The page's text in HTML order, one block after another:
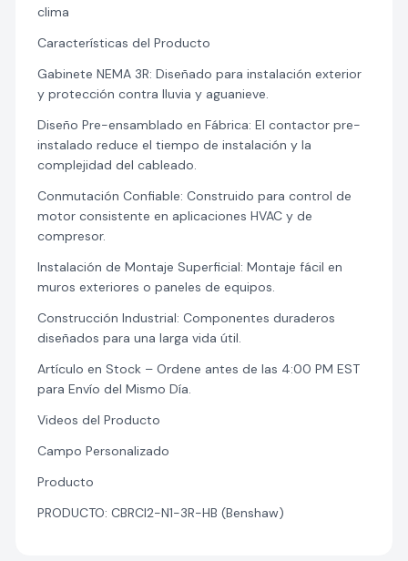
clima
Características del Producto
Gabinete NEMA 3R: Diseñado para instalación exterior
y protección contra lluvia y aguanieve.
Diseño Pre-ensamblado en Fábrica: El contactor pre-
instalado reduce el tiempo de instalación y la
complejidad del cableado.
Conmutación Confiable: Construido para control de
motor consistente en aplicaciones HVAC y de
compresor.
Instalación de Montaje Superficial: Montaje fácil en
muros exteriores o paneles de equipos.
Construcción Industrial: Componentes duraderos
diseñados para una larga vida útil.
Artículo en Stock – Ordene antes de las 4:00 PM EST
para Envío del Mismo Día.
Videos del Producto
Campo Personalizado
Producto
PRODUCTO: CBRCI2-N1-3R-HB (Benshaw)